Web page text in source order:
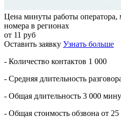
Цена минуты работы
номера в регионах
от 11 руб
Оставить заявку Узнать больше
- Количество контактов 1 000
- Средняя длительность
- Общая длительность 3 000
- Общая стоимость обзвона от 25